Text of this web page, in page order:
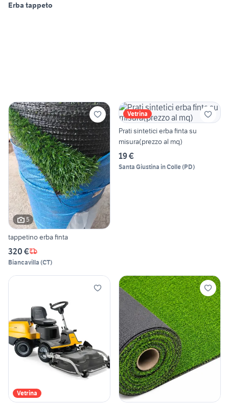
Erba tappeto
5
tappetino erba finta
320 €
Biancavilla (CT)
Vetrina
Prati sintetici erba finta su
misura(prezzo al mq)
19 €
Santa Giustina in Colle(PD)
Vetrina